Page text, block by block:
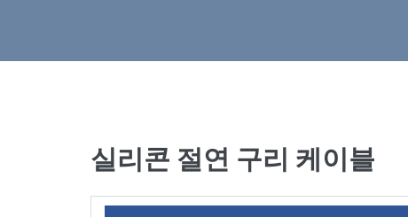
실리콘 절연 구리 케이블